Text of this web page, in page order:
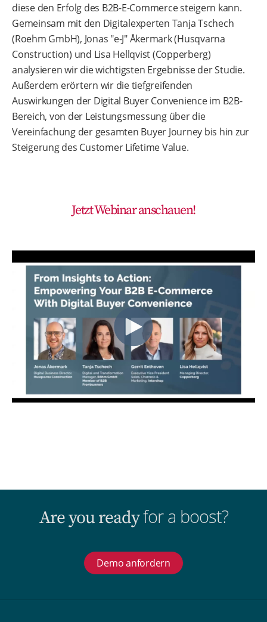
diese den Erfolg des B2B-E-Commerce steigern kann.
Gemeinsam mit den Digitalexperten Tanja Tschech
(Roehm GmbH), Jonas "e-J" Åkermark (Husqvarna
Construction) und Lisa Hellqvist (Copperberg)
analysieren wir die wichtigsten Ergebnisse der Studie.
Außerdem erörtern wir die tiefgreifenden
Auswirkungen der Digital Buyer Convenience im B2B-
Bereich, von der Leistungsmessung über die
Vereinfachung der gesamten Buyer Journey bis hin zur
Steigerung des Customer Lifetime Value.
Jetzt Webinar anschauen!
Are you readyfor a boost?
Demo anfordern